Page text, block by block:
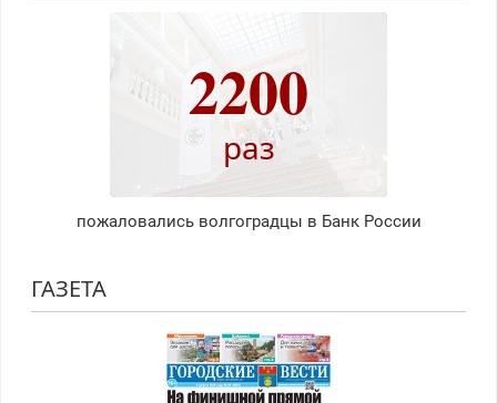
2200
раз
пожаловались волгоградцы в Банк России
ГАЗЕТА